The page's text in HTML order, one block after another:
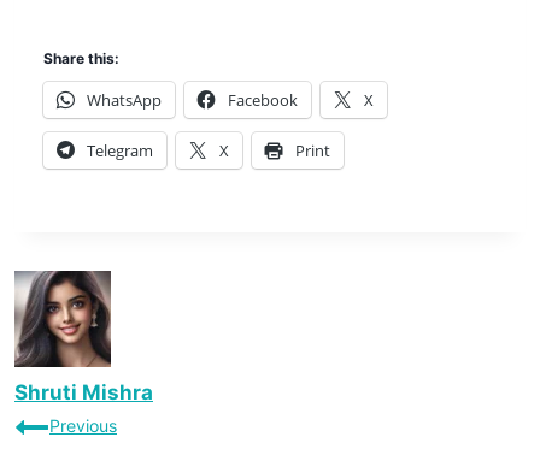
Share this:
WhatsApp Facebook X
Telegram X Print
Shruti Mishra
Previous